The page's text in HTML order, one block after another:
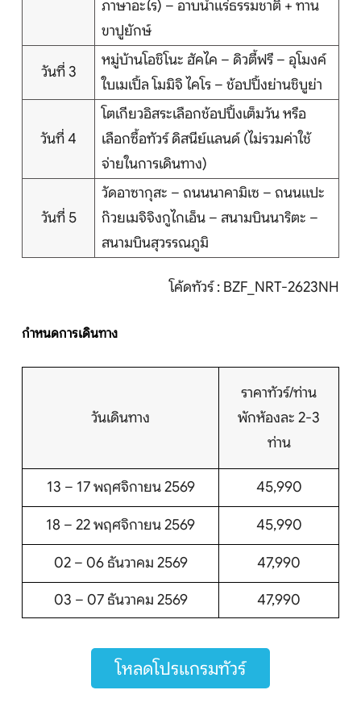
Search
ภาษาอะไร) – อาบน้ำแร่ธรรมชาติ + ทาน
ขาปูยักษ์
วันที่ 3
หมู่บ้านโอชิโนะ ฮัคไค – ดิวตี้ฟรี – อุโมงค์
ใบเมเปิ้ล โมมิจิ ไคโร – ช้อปปิ้งย่านชิบูย่า
วันที่ 4
โตเกียวอิสระเลือกช้อปปิ้งเต็มวัน หรือ
เลือกซื้อทัวร์ ดิสนีย์แลนด์ (ไม่รวมค่าใช้
จ่ายในการเดินทาง)
วันที่ 5
วัดอาซากุสะ – ถนนนาคามิเซ – ถนนแปะ
ก๊วยเมจิจิงกูไกเอ็น – สนามบินนาริตะ –
สนามบินสุวรรณภูมิ
โค้ดทัวร์ : BZF_NRT-2623NH
กำหนดการเดินทาง
วันเดินทาง
ราคาทัวร์/ท่าน
พักห้องละ 2-3
ท่าน
13 – 17 พฤศจิกายน 2569 45,990
18 – 22 พฤศจิกายน 2569 45,990
02 – 06 ธันวาคม 2569 47,990
03 – 07 ธันวาคม 2569 47,990
โหลดโปรแกรมทัวร์